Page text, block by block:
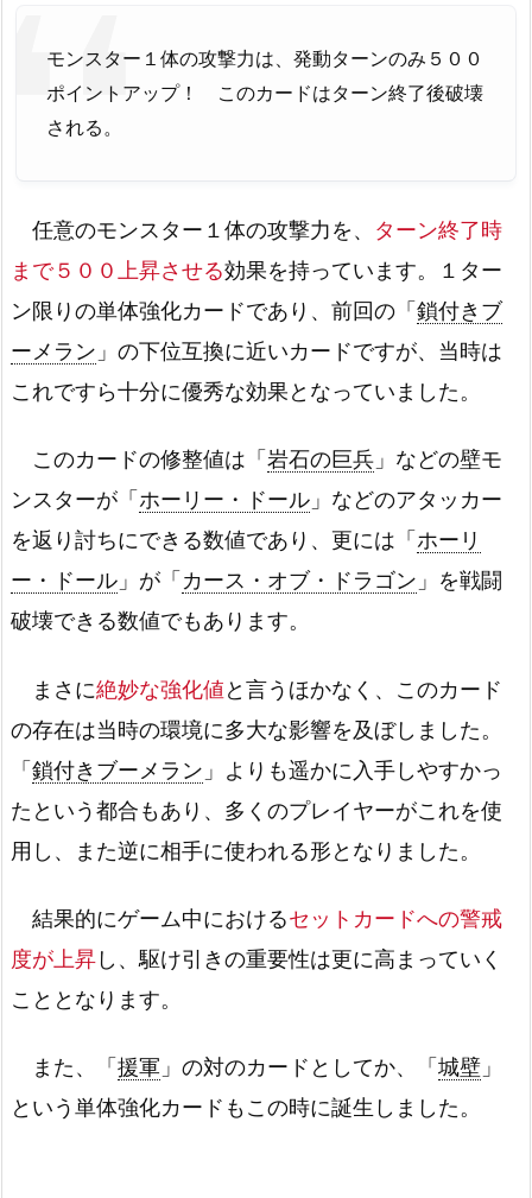
モンスター１体の攻撃力は、発動ターンのみ５００
ポイントアップ！ このカードはターン終了後破壊
される。
任意のモンスター１体の攻撃力を、 ターン終了時
まで５００上昇させる効果を持っています。１ター
ン限りの単体強化カードであり、前回の「 鎖付きブ
ーメラン 」の下位互換に近いカードですが、当時は
これですら十分に優秀な効果となっていました。
このカードの修整値は「 岩石の巨兵 」などの壁モ
ンスターが「 ホーリー・ドール 」などのアタッカー
を返り討ちにできる数値であり、更には「 ホーリ
ー・ドール 」が「 カース・オブ・ドラゴン 」を戦闘
破壊できる数値でもあります。
まさに絶妙な強化値 と言うほかなく、このカード
の存在は当時の環境に多大な影響を及ぼしました。
「 鎖付きブーメラン 」よりも遥かに入手しやすかっ
たという都合もあり、多くのプレイヤーがこれを使
用し、また逆に相手に使われる形となりました。
結果的にゲーム中におけるセットカードへの警戒
度が上昇 し、駆け引きの重要性は更に高まっていく
こととなります。
また、「 援軍 」の対のカードとしてか、「 城壁 」
という単体強化カードもこの時に誕生しました。